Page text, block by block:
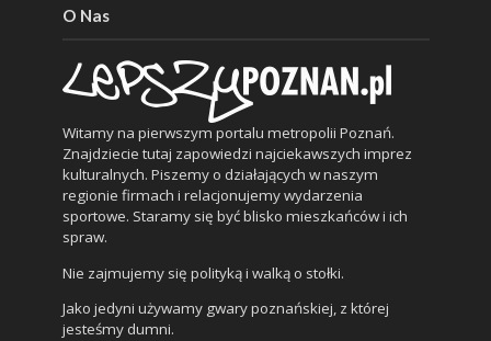
O Nas
Witamy na pierwszym portalu metropolii Poznań.
Znajdziecie tutaj zapowiedzi najciekawszych imprez
kulturalnych. Piszemy o działających w naszym
regionie firmach i relacjonujemy wydarzenia
sportowe. Staramy się być blisko mieszkańców i ich
spraw.
Nie zajmujemy się polityką i walką o stołki.
Jako jedyni używamy gwary poznańskiej, z której
jesteśmy dumni.